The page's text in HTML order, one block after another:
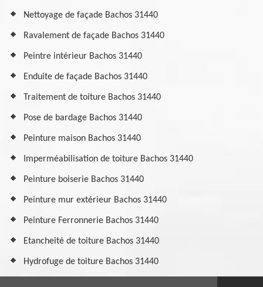
Nettoyage de façade Bachos 31440
Ravalement de façade Bachos 31440
Peintre intérieur Bachos 31440
Enduite de façade Bachos 31440
Traitement de toiture Bachos 31440
Pose de bardage Bachos 31440
Peinture maison Bachos 31440
Imperméabilisation de toiture Bachos 31440
Peinture boiserie Bachos 31440
Peinture mur extérieur Bachos 31440
Peinture Ferronnerie Bachos 31440
Etancheité de toiture Bachos 31440
Hydrofuge de toiture Bachos 31440